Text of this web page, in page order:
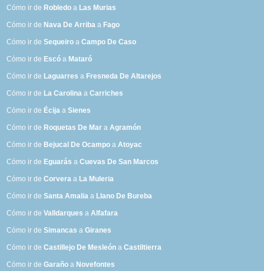
Cómo ir de Robledo a Las Murias
Cómo ir de Nava De Arriba a Fago
Cómo ir deSequeiro aCampo De Caso
Cómo ir de Escó a Mataró
Cómo ir de Laguarres a Fresneda De Altarejos
Cómo ir de La Carolina aCarriches
Cómo ir de Écija aSienes
Cómo ir de Roquetas De Mar aAgramón
Cómo ir de Bejucal De Ocampo aAtoyac
Cómo ir de Eguarás aCuevas De San Marcos
Cómo ir deCorvera a La Muleria
Cómo ir deSanta Amalia a Llano De Bureba
Cómo ir deValldarques aAlfafara
Cómo ir deSimancas aGiranes
Cómo ir deCastillejo De Mesleón aCastiltierra
Cómo ir deGaraño a Novefontes